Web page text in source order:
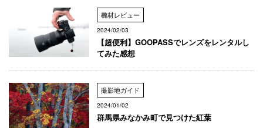
機材レビュー
2024/02/03
【超便利】GOOPASSでレンズをレンタルし
てみた感想
撮影地ガイド
2024/01/02
群馬県みなかみ町で見つけた紅葉